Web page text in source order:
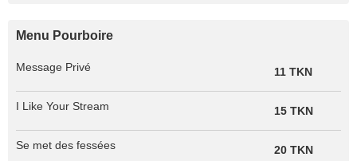
Menu Pourboire
Message Privé 11 TKN
I Like Your Stream 15 TKN
Se met des fessées 20 TKN